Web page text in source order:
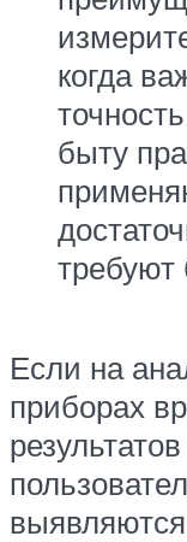
когда
быту
требуют
Если на
приборах